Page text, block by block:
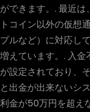
できます。. 最近は
コイン以外の仮想
ルなど）に対応し
えています。. 入金
設定されており、
出金が出来ないシ
金が50万円を超え